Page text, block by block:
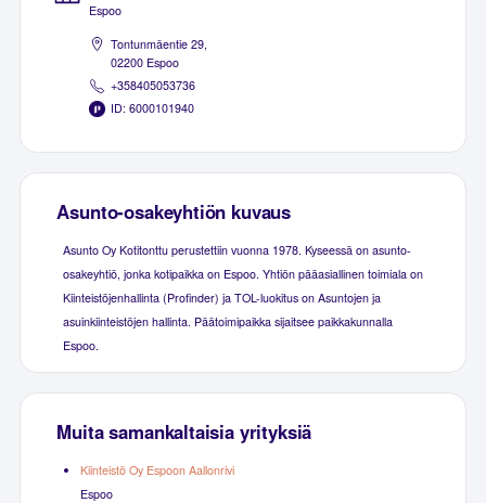
Espoo
Tontunmäentie 29,
02200 Espoo
+358405053736
ID: 6000101940
Asunto-osakeyhtiön kuvaus
Asunto Oy Kotitonttu perustettiin vuonna 1978. Kyseessä on asunto-
osakeyhtiö, jonka kotipaikka on Espoo. Yhtiön pääasiallinen toimiala on
Kiinteistöjenhallinta (Profinder) ja TOL-luokitus on Asuntojen ja
asuinkiinteistöjen hallinta. Päätoimipaikka sijaitsee paikkakunnalla
Espoo.
Muita samankaltaisia yrityksiä
Kiinteistö Oy Espoon Aallonrivi
Espoo